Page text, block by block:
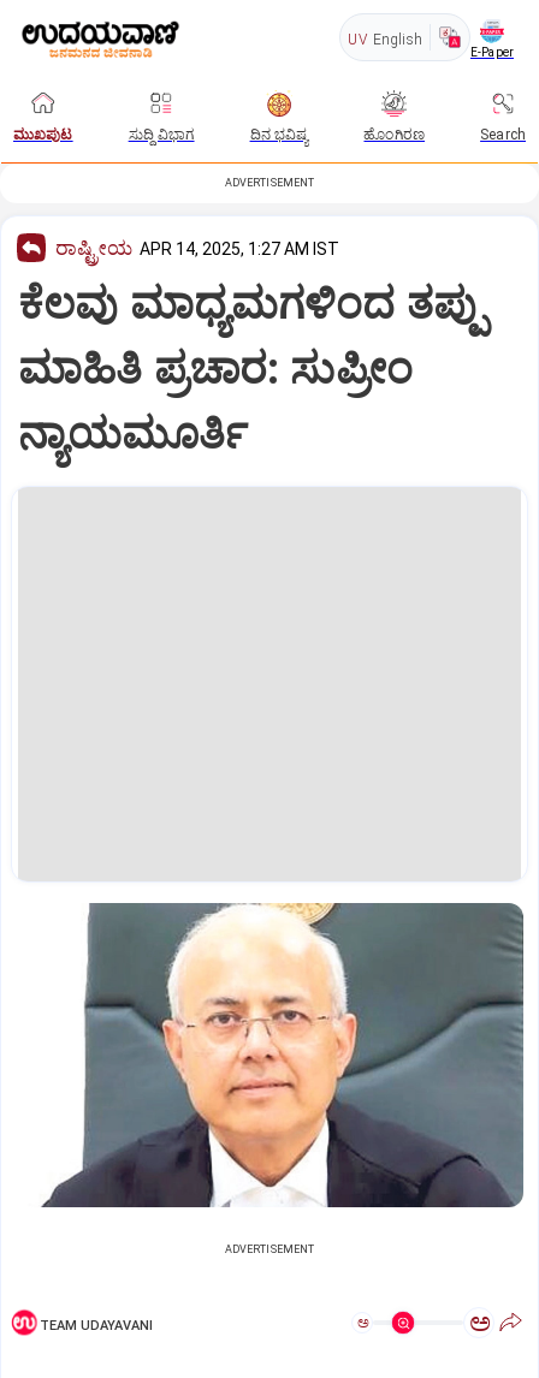
UV English
E-Paper
ಮುಖಪುಟ ಸುದ್ದಿ ವಿಭಾಗ ದಿನ ಭವಿಷ್ಯ ಹೊಂಗಿರಣ Search
ADVERTISEMENT
ರಾಷ್ಟ್ರೀಯ APR 14, 2025, 1:27 AM IST
ಕೆಲವು ಮಾಧ್ಯಮಗಳಿಂದ ತಪ್ಪು
ಮಾಹಿತಿ ಪ್ರಚಾರ: ಸುಪ್ರೀಂ
ನ್ಯಾಯಮೂರ್ತಿ
ADVERTISEMENT
TEAM UDAYAVANI ಅ ಅ